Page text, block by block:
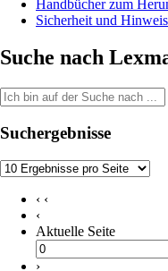
Handbücher zum
Sicherheit und
Suche nach
Suchergebnisse
‹ ‹
‹
Aktuelle Seite
›